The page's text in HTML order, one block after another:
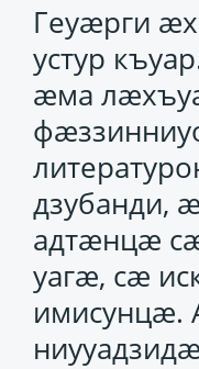
Геуӕрги
устур
ӕма
дзубанди,
адтӕнцӕ
уагӕ, сӕ
имисунцӕ.